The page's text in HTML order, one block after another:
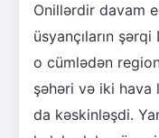
Onillərdir davam
üsyançıların
o cümlədən
şəhəri və iki hava
da kəskinləşdi.